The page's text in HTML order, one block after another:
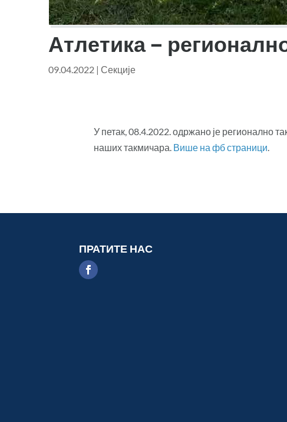
Атлетика –
09.04.2022 | Секције
У петак, 08.4.2022. одржано је регионално
наших такмичара. Више на фб страници.
ПРАТИТЕ НАС